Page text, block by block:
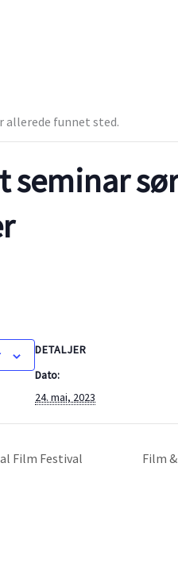
allerede funnet sted.
seminar
DETALJER
Dato:
24. mai, 2023
Film Festival Film